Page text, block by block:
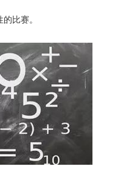
比赛。